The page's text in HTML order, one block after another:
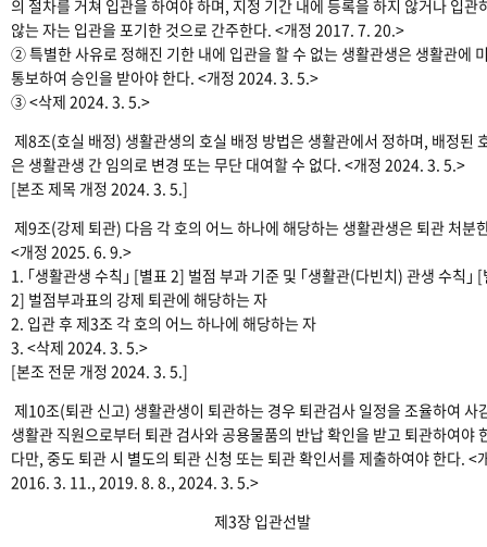
의 절차를 거쳐 입관을 하여야 하며, 지정 기간 내에 등록을 하지 않거나 입관
않는 자는 입관을 포기한 것으로 간주한다. <개정 2017. 7. 20.>
② 특별한 사유로 정해진 기한 내에 입관을 할 수 없는 생활관생은 생활관에
통보하여 승인을 받아야 한다. <개정 2024. 3. 5.>
③ <삭제 2024. 3. 5.>
제8조(호실 배정) 생활관생의 호실 배정 방법은 생활관에서 정하며, 배정된
은 생활관생 간 임의로 변경 또는 무단 대여할 수 없다. <개정 2024. 3. 5.>
[본조 제목 개정 2024. 3. 5.]
제9조(강제 퇴관) 다음 각 호의 어느 하나에 해당하는 생활관생은 퇴관 처분
<개정 2025. 6. 9.>
1. ｢생활관생 수칙｣ [별표 2] 벌점 부과 기준 및 ｢생활관(다빈치) 관생 수칙｣ [
2] 벌점부과표의 강제 퇴관에 해당하는 자
2. 입관 후 제3조 각 호의 어느 하나에 해당하는 자
3. <삭제 2024. 3. 5.>
[본조 전문 개정 2024. 3. 5.]
제10조(퇴관 신고) 생활관생이 퇴관하는 경우 퇴관검사 일정을 조율하여 사
생활관 직원으로부터 퇴관 검사와 공용물품의 반납 확인을 받고 퇴관하여야
다만, 중도 퇴관 시 별도의 퇴관 신청 또는 퇴관 확인서를 제출하여야 한다. <
2016. 3. 11., 2019. 8. 8., 2024. 3. 5.>
제3장 입관선발